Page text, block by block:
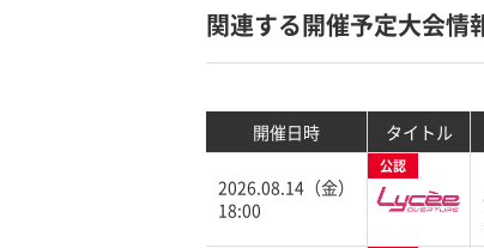
関連する開催予定大会情
開催日時 タイトル
2026.08.14（金）
18:00
公認